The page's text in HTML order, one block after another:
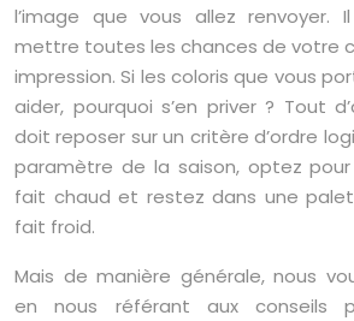
l’image que vous allez renvoyer.
mettre toutes les chances de votre
impression. Si les coloris que vous
aider, pourquoi s’en priver ? Tout
doit reposer sur un critère d’ordre
paramètre de la saison, optez pour
fait chaud et restez dans une
fait froid.
Mais de manière générale, nous
en nous référant aux conseils